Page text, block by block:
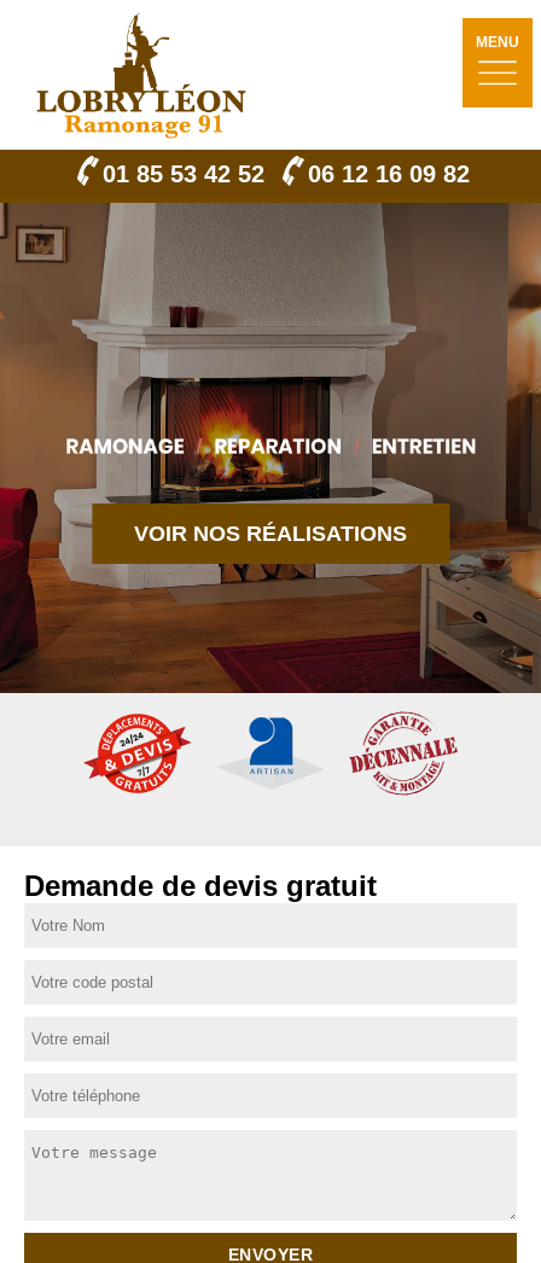
MENU
01 85 53 42 52 06 12 16 09 82
VOIR NOS RÉALISATIONS
Demande de devis gratuit